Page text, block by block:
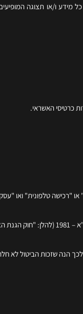
מידע ו/או תצוגה
כרטיסי האשראי.
"רכישה טלפונית" ואו
פיו.
הנה שזכות הביטול